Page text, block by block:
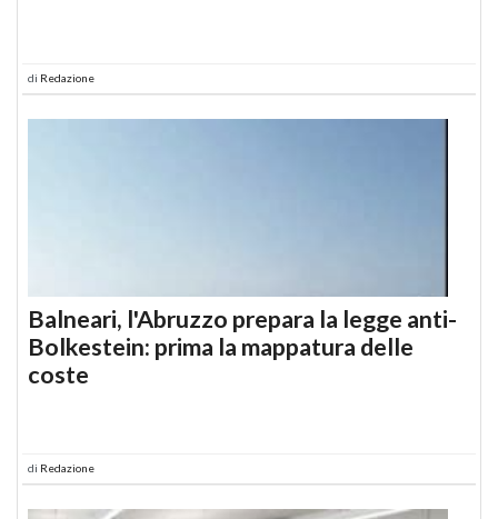
di Redazione
Balneari, l'Abruzzo prepara la legge anti-
Bolkestein: prima la mappatura delle
coste
di Redazione